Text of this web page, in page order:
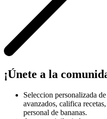
¡Únete a la
Seleccion personalizada
avanzados, califica
personal de bananas.